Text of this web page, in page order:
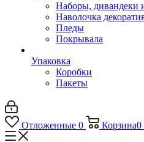
Наборы, дивандеки
Наволочка
Пледы
Покрывала
Упаковка
Коробки
Пакеты
Отложенные 0 Корзина0